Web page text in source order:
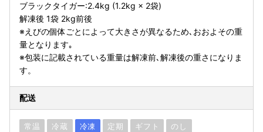
ブラックタイガー:2.4kg (1.2kg × 2袋)
解凍後 1袋 2kg前後
※えびの個体ごとによって大きさが異なるため､おおよその重
量となります｡
※包装に記載されている重量は解凍前､解凍後の重さになりま
す。
配送
常温 冷蔵 冷凍 定期 ギフト のし